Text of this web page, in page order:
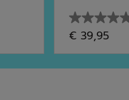
0.0
von
5
Sternen.
€ 39,95